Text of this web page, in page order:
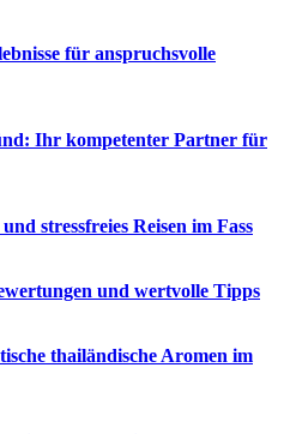
für anspruchsvolle
Ihr kompetenter Partner für
stressfreies Reisen im Fass
und wertvolle Tipps
thailändische Aromen im